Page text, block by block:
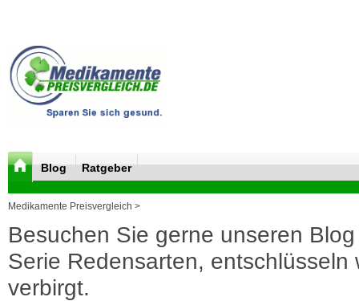
Blog Ratgeber
Medikamente Preisvergleich >
Besuchen Sie gerne unseren
Serie Redensarten, entschlüsseln
verbirgt.